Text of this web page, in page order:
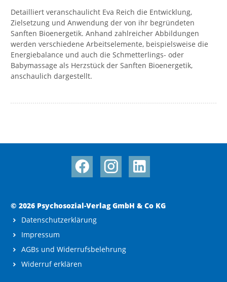
Detailliert veranschaulicht Eva Reich die Entwicklung,
Zielsetzung und Anwendung der von ihr begründeten
Sanften Bioenergetik. Anhand zahlreicher Abbildungen
werden verschiedene Arbeitselemente, beispielsweise die
Energiebalance und auch die Schmetterlings- oder
Babymassage als Herzstück der Sanften Bioenergetik,
anschaulich dargestellt.
© 2026 Psychosozial-Verlag GmbH & Co KG
Datenschutzerklärung
Impressum
AGBs und Widerrufsbelehrung
Widerruf erklären